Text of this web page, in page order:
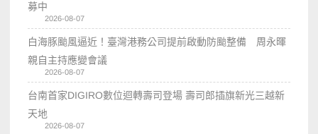
募中
2026-08-07
白海豚颱風逼近！臺灣港務公司提前啟動防颱整備 周永暉
親自主持應變會議
2026-08-07
台南首家DIGIRO數位迴轉壽司登場 壽司郎插旗新光三越新
天地
2026-08-07